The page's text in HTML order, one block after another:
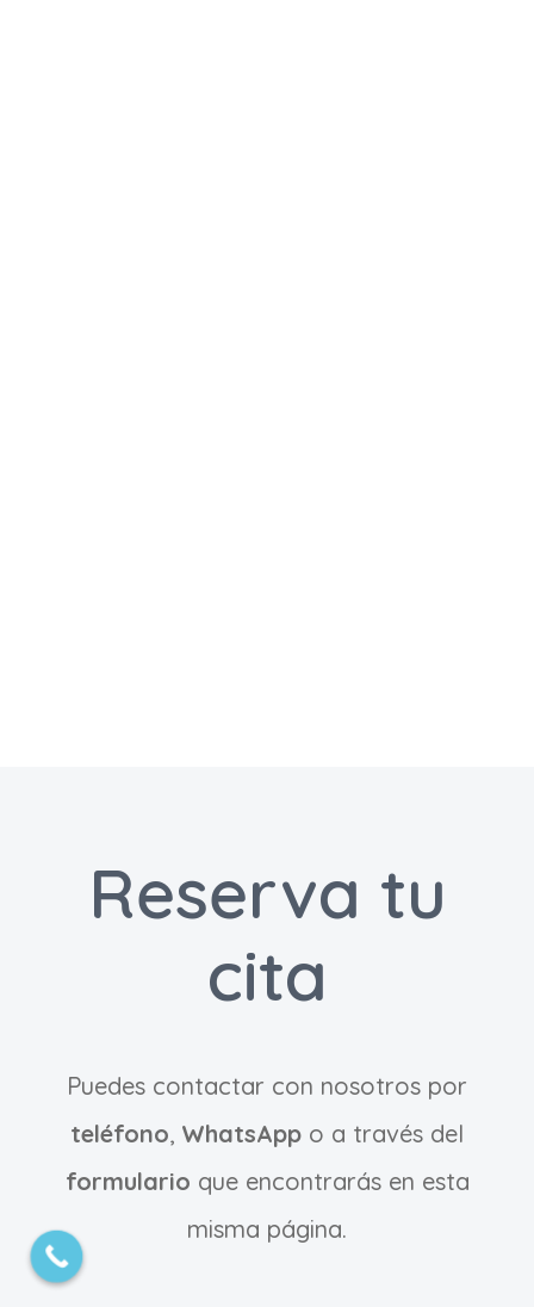
Reserva tu
cita
Puedes contactar con nosotros por
teléfono, WhatsApp o a través del
formulario que encontrarás en esta
misma página.
derechos reservados|Aviso Legal|Política de
Privacidad |Licencia